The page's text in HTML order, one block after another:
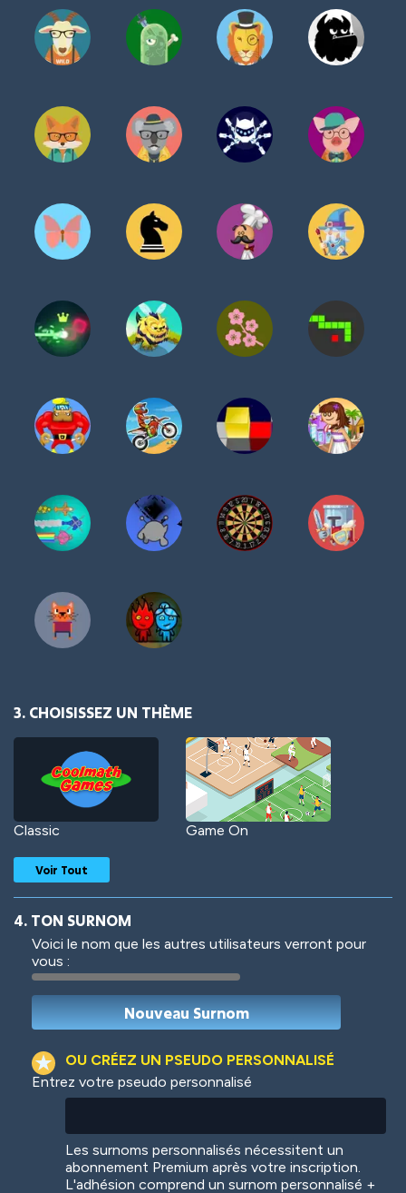
3. CHOISISSEZ UN THÈME
Classic Game On
Woof
Colorful
Voir Tout
4. TON SURNOM
Voici le nom que les autres utilisateurs verront pour
vous :
OU CRÉEZ UN PSEUDO PERSONNALISÉ
Entrez votre pseudo personnalisé
Les surnoms personnalisés nécessitent un
abonnement Premium après votre inscription.
L'adhésion comprend un surnom personnalisé +